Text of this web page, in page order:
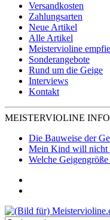
Versandkosten
Zahlungsarten
Neue Artikel
Alle Artikel
Meistervioline
Sonderangebote
Rund um die Geige
Interviews
Kontakt
MEISTERVIOLINE
Die Bauweise der
Mein Kind will nicht
Welche